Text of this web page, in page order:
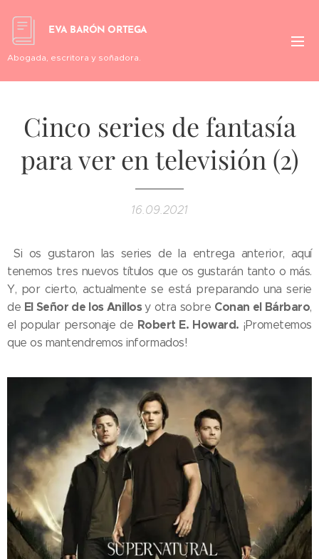
EVA BARÓN ORTEGA
Abogada, escritora y soñadora.
Cinco series de fantasía
para ver en televisión (2)
16.09.2021
Si os gustaron las series de la entrega anterior, aquí
tenemos tres nuevos títulos que os gustarán tanto o más.
Y, por cierto, actualmente se está preparando una serie
de El Señor de los Anillosy otra sobre Conan el Bárbaro,
el popular personaje de Robert E. Howard. ¡Prometemos
que os mantendremos informados!